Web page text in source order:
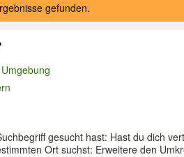
gefunden.
gesucht hast: Hast du dich
Ort suchst: Erweitere den